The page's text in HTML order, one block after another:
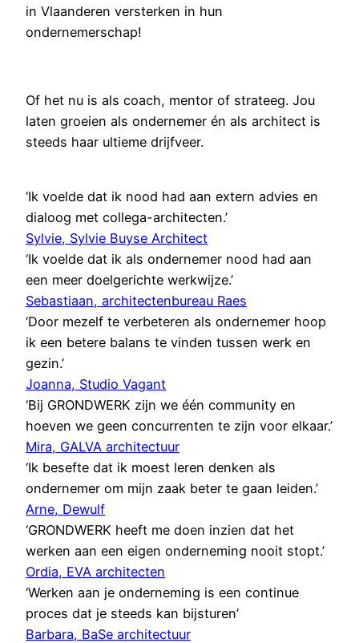
in Vlaanderen versterken in hun
ondernemerschap!
Of het nu is als coach, mentor of strateeg. Jou
laten groeien als ondernemer én als architect is
steeds haar ultieme drijfveer.
‘Ik voelde dat ik nood had aan extern advies en
dialoog met collega-architecten.’
Sylvie, Sylvie Buyse Architect
‘Ik voelde dat ik als ondernemer nood had aan
een meer doelgerichte werkwijze.’
Sebastiaan, architectenbureau Raes
‘Door mezelf te verbeteren als ondernemer hoop
ik een betere balans te vinden tussen werk en
gezin.’
Joanna, Studio Vagant
‘Bij GRONDWERK zijn we één community en
hoeven we geen concurrenten te zijn voor elkaar.’
Mira, GALVA architectuur
‘Ik besefte dat ik moest leren denken als
ondernemer om mijn zaak beter te gaan leiden.’
Arne, Dewulf
‘GRONDWERK heeft me doen inzien dat het
werken aan een eigen onderneming nooit stopt.’
Ordia, EVA architecten
‘Werken aan je onderneming is een continue
proces dat je steeds kan bijsturen’
Barbara, BaSe architectuur